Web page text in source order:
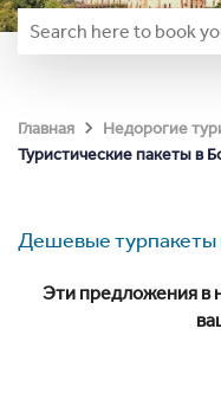
Главная Недорогие
Туристические пакеты в
Дешевые турпакеты
Эти предложения в